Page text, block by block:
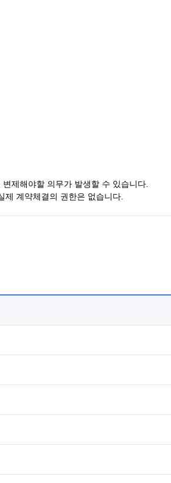
제해야할 의무가 발생할 수 있습니다.
계약체결의 권한은 없습니다.